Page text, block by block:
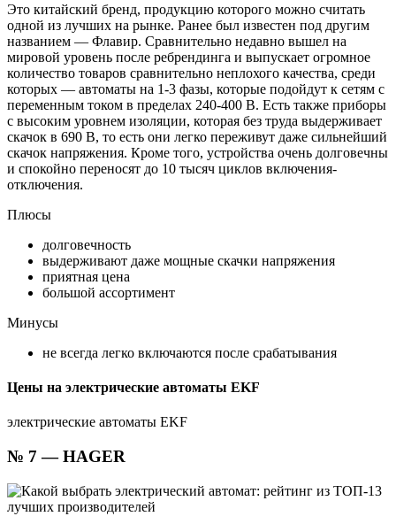
Это китайский бренд, продукцию которого можно считать
одной из лучших на рынке. Ранее был известен под другим
названием — Флавир. Сравнительно недавно вышел на
мировой уровень после ребрендинга и выпускает огромное
количество товаров сравнительно неплохого качества, среди
которых — автоматы на 1-3 фазы, которые подойдут к сетям с
переменным током в пределах 240-400 В. Есть также приборы
с высоким уровнем изоляции, которая без труда выдерживает
скачок в 690 В, то есть они легко переживут даже сильнейший
скачок напряжения. Кроме того, устройства очень долговечны
и спокойно переносят до 10 тысяч циклов включения-
отключения.
Плюсы
долговечность
выдерживают даже мощные скачки напряжения
приятная цена
большой ассортимент
Минусы
не всегда легко включаются после срабатывания
Цены на электрические автоматы EKF
электрические автоматы EKF
№ 7 — HAGER